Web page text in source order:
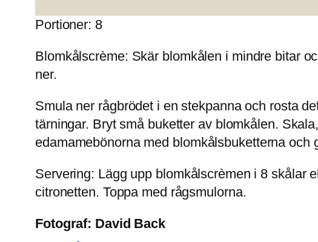
Portioner: 8
Blomkålscrème: Skär blomkålen i mindre bitar
ner.
Smula ner rågbrödet i en stekpanna och rosta
tärningar. Bryt små buketter av blomkålen.
edamamebönorna med blomkålsbuketterna
Servering: Lägg upp blomkålscrèmen i 8 skålar
citronetten. Toppa med rågsmulorna.
Fotograf: David Back